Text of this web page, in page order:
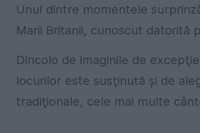
Unul dintre momentele
Marii Britanii, cunoscut datorită
Dincolo de imaginile de
locurilor este susţinută şi de
tradiţionale, cele mai multe